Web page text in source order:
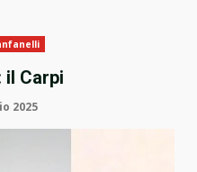
il Carpi
2025